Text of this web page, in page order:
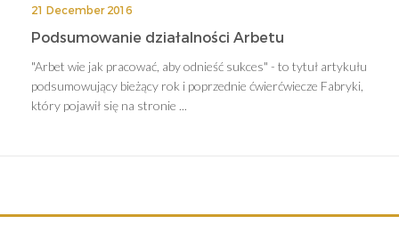
21 December 2016
Podsumowanie działalności Arbetu
"Arbet wie jak pracować, aby odnieść sukces" - to tytuł artykułu
podsumowujący bieżący rok i poprzednie ćwierćwiecze Fabryki,
który pojawił się na stronie ...